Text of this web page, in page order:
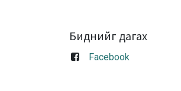
Биднийг дагах
Facebook